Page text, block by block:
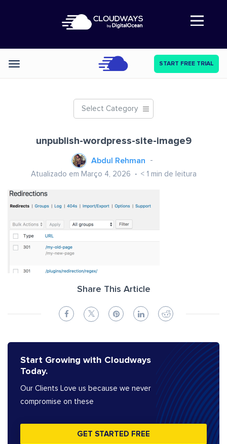
Abre a navegação
Categories START FREE TRIAL
Select Category
unpublish-wordpress-site-image9
Abdul Rehman
Atualizado em Março 4, 2026 < 1 min de leitura
Share This Article
Start Growing with Cloudways
Today.
Our Clients Love us because we never
compromise on these
GET STARTED FREE